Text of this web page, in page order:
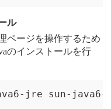
ル
ページを操作するため
のインストールを行